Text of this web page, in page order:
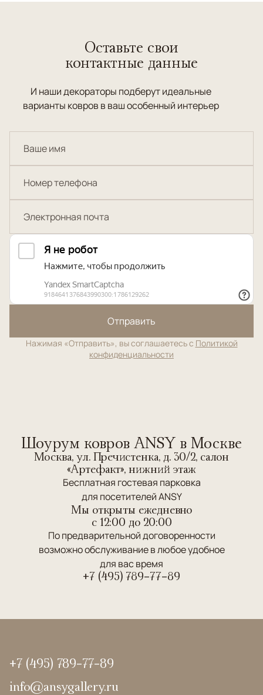
Оставьте свои
контактные данные
И наши декораторы подберут идеальные
варианты ковров в ваш особенный интерьер
Отправить
Нажимая «Отправить», вы соглашаетесь с Политикой
конфиденциальности
Шоурум ковров ANSY в Москве
Москва, ул. Пречистенка, д. 30/2, салон
«Артефакт», нижний этаж
Бесплатная гостевая парковка
для посетителей ANSY
Мы открыты ежедневно
c 12:00 до 20:00
По предварительной договоренности
возможно обслуживание в любое удобное
для вас время
+7 (495) 789-77-89
+7 (495) 789-77-89
info@ansygallery.ru